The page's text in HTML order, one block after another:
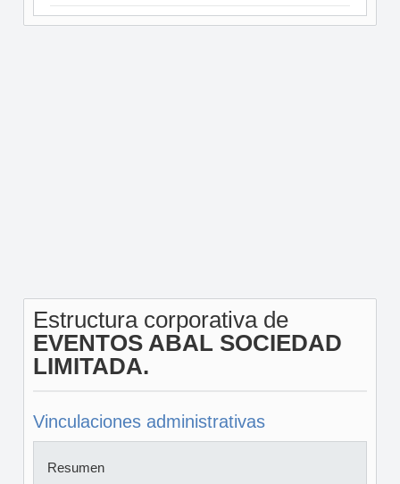
Estructura corporativa de
EVENTOS ABAL SOCIEDAD
LIMITADA.
Vinculaciones administrativas
Resumen